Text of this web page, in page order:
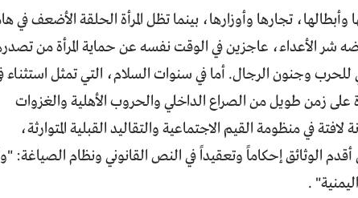
تجارها وأوزارها، بينما تظل المرأة الحلقة الأضعف في
شر الأعداء، عاجزين في الوقت نفسه عن حماية المرأة من
للحرب وجنون الرجال. أما في سنوات السلام، التي تمثل استثناء
على زمن طويل من الصراع الداخلي والحروب الأهلية والغزوات
في منظومة القيم الاجتماعية والتقاليد القبلية المتوارثة،
الوثائق إحكاماً وتعقيداً في النص القانوني ونظام الصياغة:
.